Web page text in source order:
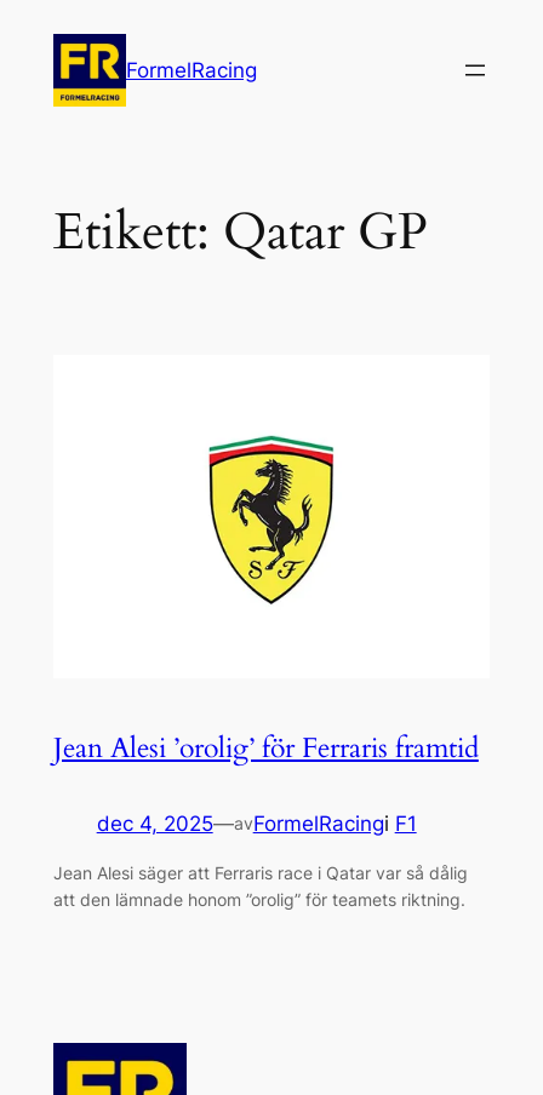
innehåll
FormelRacing
Etikett: Qatar GP
Jean Alesi ’orolig’ för Ferraris framtid
dec 4, 2025—avFormelRacingi F1
Jean Alesi säger att Ferraris race i Qatar var så dålig
att den lämnade honom ”orolig” för teamets riktning.